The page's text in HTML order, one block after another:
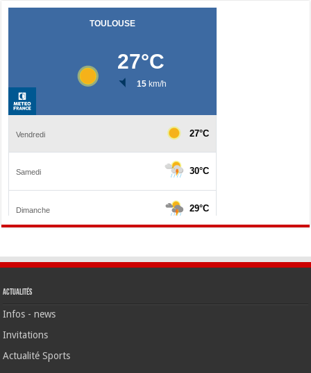
Actualités
Infos - news
Invitations
Actualité Sports